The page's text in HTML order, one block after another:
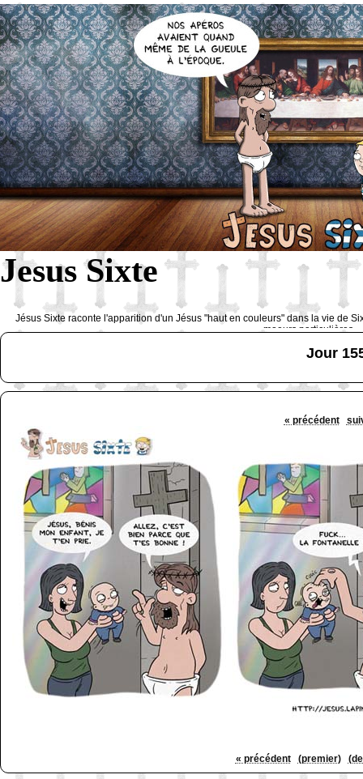
Jesus Sixte
Jésus Sixte raconte l'apparition d'un Jésus "haut en couleurs" dans la vie de
moeurs particulières
http://www.lefabz.com/
Jour
« précédent
« précédent (premier)